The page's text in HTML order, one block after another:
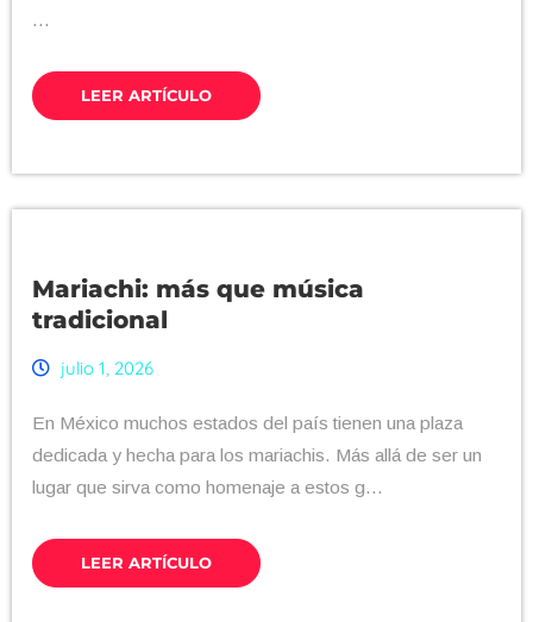
...
LEER ARTÍCULO
Mariachi: más que música
tradicional
julio 1, 2026
En México muchos estados del país tienen una plaza
dedicada y hecha para los mariachis. Más allá de ser un
lugar que sirva como homenaje a estos g...
LEER ARTÍCULO